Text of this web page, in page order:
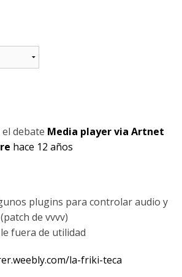
debate Media player via Artnet
hace 12 años
plugins para controlar audio y
de vvvv)
fuera de utilidad
la-friki-teca